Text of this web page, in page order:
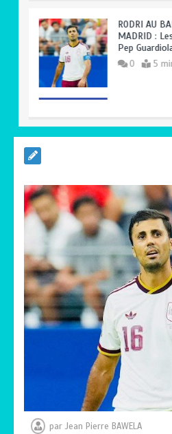
RODRI AU
MADRID :
Pep
0 5
0 5
TOGO :
indicateur de
0 4
par Jean Pierre BAWELA